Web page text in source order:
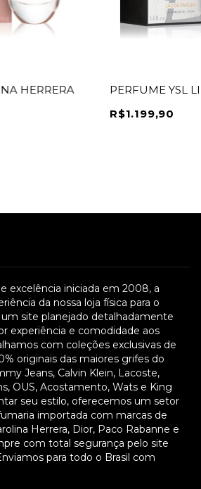
HERRERA
PERFUME YSL
R$1.199,90
excelência iniciada em 2008, a
da nossa loja física para o
site planejado detalhadamente
experiência e comodidade aos
com coleções exclusivas de
originais das maiores grifes do
Jeans, Calvin Klein, Lacoste,
OUS, Acostamento, Wats e King
seu estilo, oferecemos um setor
importada com marcas de
Herrera, Dior, Paco Rabanne e
com total segurança pelo site
para todo o Brasil com